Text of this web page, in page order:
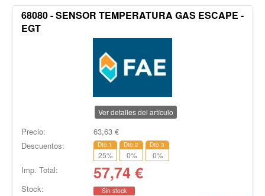
68080 - SENSOR TEMPERATURA GAS ESCAPE -
EGT
Ver detalles del artículo
Precio: 63,63€
Descuentos:
Dto.1
25%
Dto.2
0%
Dto.3
0%
Imp. Total: 57,74 €
Stock: Sin stock